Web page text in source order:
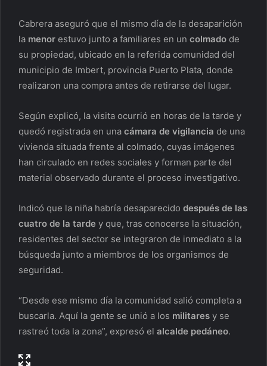
Cabrera aseguró que el mismo día de la desaparición
la menor estuvo junto a familiares en un colmado de
su propiedad, ubicado en la referida comunidad del
municipio de Imbert, provincia Puerto Plata, donde
realizaron una compra antes de retirarse del lugar.
Según explicó, la visita ocurrió en horas de la tarde y
quedó registrada en una cámara de vigilancia de una
vivienda situada frente al colmado, cuyas imágenes
han circulado en redes sociales y forman parte del
material observado durante el proceso investigativo.
Indicó que la niña habría desaparecido después de las
cuatro de la tarde y que, tras conocerse la situación,
residentes del sector se integraron de inmediato a la
búsqueda junto a miembros de los organismos de
seguridad.
“Desde ese mismo día la comunidad salió completa a
buscarla. Aquí la gente se unió a los militares y se
rastreó toda la zona”, expresó el alcalde pedáneo.